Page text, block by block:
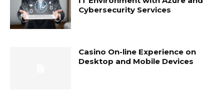
Cybersecurity Services
Casino On-line Experience on
Desktop and Mobile Devices